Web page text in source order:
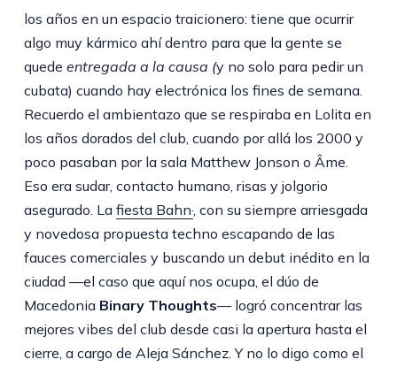
los años en un espacio traicionero: tiene que ocurrir
algo muy kármico ahí dentro para que la gente se
quede entregada a la causa (y no solo para pedir un
cubata) cuando hay electrónica los fines de semana.
Recuerdo el ambientazo que se respiraba en Lolita en
los años dorados del club, cuando por allá los 2000 y
poco pasaban por la sala Matthew Jonson o Âme.
Eso era sudar, contacto humano, risas y jolgorio
asegurado. La fiesta Bahn·, con su siempre arriesgada
y novedosa propuesta techno escapando de las
fauces comerciales y buscando un debut inédito en la
ciudad —el caso que aquí nos ocupa, el dúo de
Macedonia Binary Thoughts— logró concentrar las
mejores vibes del club desde casi la apertura hasta el
cierre, a cargo de Aleja Sánchez. Y no lo digo como el